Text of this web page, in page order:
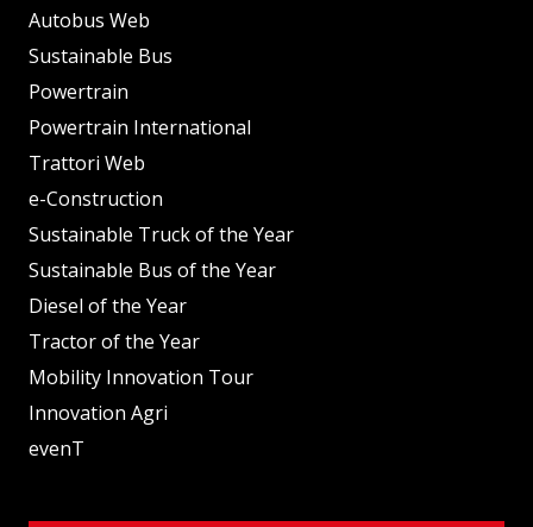
Autobus Web
Sustainable Bus
Powertrain
Powertrain International
Trattori Web
e-Construction
Sustainable Truck of the Year
Sustainable Bus of the Year
Diesel of the Year
Tractor of the Year
Mobility Innovation Tour
Innovation Agri
evenT